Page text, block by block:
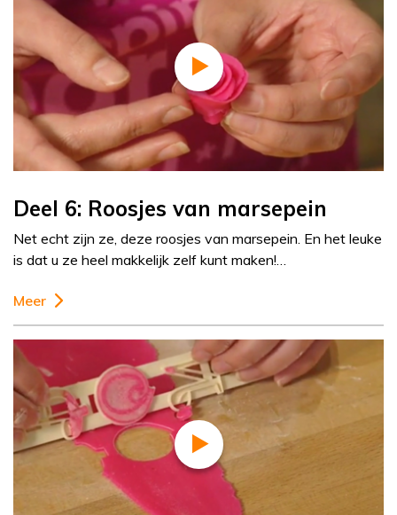
Deel 6: Roosjes van marsepein
Net echt zijn ze, deze roosjes van marsepein. En het leuke
is dat u ze heel makkelijk zelf kunt maken!…
Meer